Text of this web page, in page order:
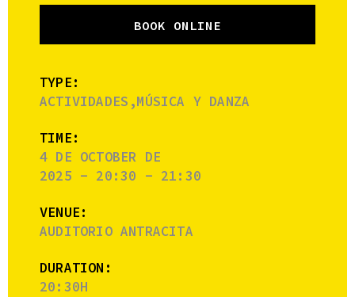
BOOK ONLINE
TYPE:
ACTIVIDADES,MÚSICA Y DANZA
TIME:
4 DE OCTOBER DE
2025 - 20:30 - 21:30
VENUE:
AUDITORIO ANTRACITA
DURATION:
20:30H